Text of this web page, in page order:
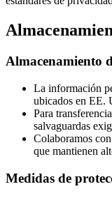
Almacenamiento
La información
ubicados en EE.
Para
salvaguardas
Colaboramos
que mantienen
Medidas de